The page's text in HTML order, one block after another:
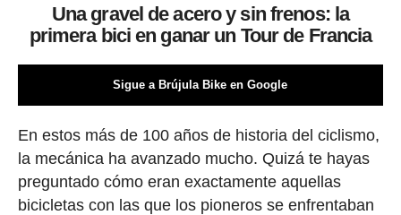
Una gravel de acero y sin frenos: la
primera bici en ganar un Tour de Francia
Sigue a Brújula Bike en Google
En estos más de 100 años de historia del ciclismo,
la mecánica ha avanzado mucho. Quizá te hayas
preguntado cómo eran exactamente aquellas
bicicletas con las que los pioneros se enfrentaban